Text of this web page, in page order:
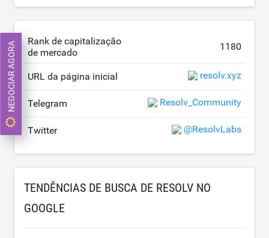
Rank de capitalização
de mercado
1180
URL da página inicial resolv.xyz
Telegram Resolv_Community
Twitter @ResolvLabs
TENDÊNCIAS DE BUSCA DE RESOLV NO
GOOGLE
NEGOCIAR AGORA